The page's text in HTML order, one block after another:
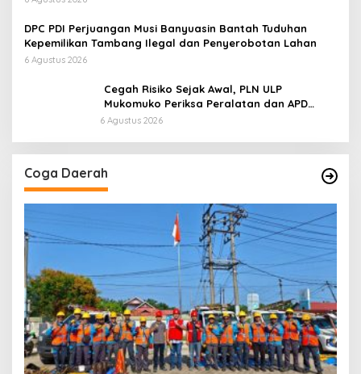
di Kawasan Pesisir
DPC PDI Perjuangan Musi Banyuasin Bantah Tuduhan
Kepemilikan Tambang Ilegal dan Penyerobotan Lahan
6 Agustus 2026
Cegah Risiko Sejak Awal, PLN ULP
Mukomuko Periksa Peralatan dan APD
Petugas secara Rutin
6 Agustus 2026
Coga Daerah